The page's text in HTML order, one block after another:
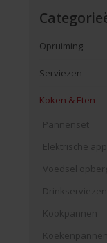
Opruiming
Serviezen
Koken & Eten
Pannenset
Elektrische
Voedsel
Drinkserviezen
Kookpannen
Koekenpannen